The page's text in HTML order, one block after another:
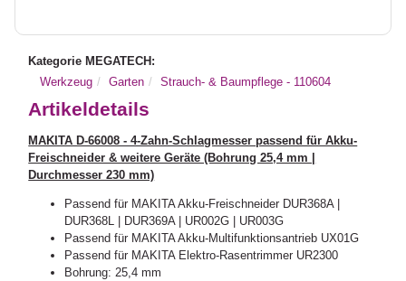
Kategorie MEGATECH:
Werkzeug
Garten Strauch- & Baumpflege - 110604
Artikeldetails
MAKITA D-66008 - 4-Zahn-Schlagmesser passend für Akku-
Freischneider & weitere Geräte (Bohrung 25,4 mm |
Durchmesser 230 mm)
Passend für MAKITA Akku-Freischneider DUR368A |
DUR368L | DUR369A | UR002G | UR003G
Passend für MAKITA Akku-Multifunktionsantrieb UX01G
Passend für MAKITA Elektro-Rasentrimmer UR2300
Bohrung: 25,4 mm